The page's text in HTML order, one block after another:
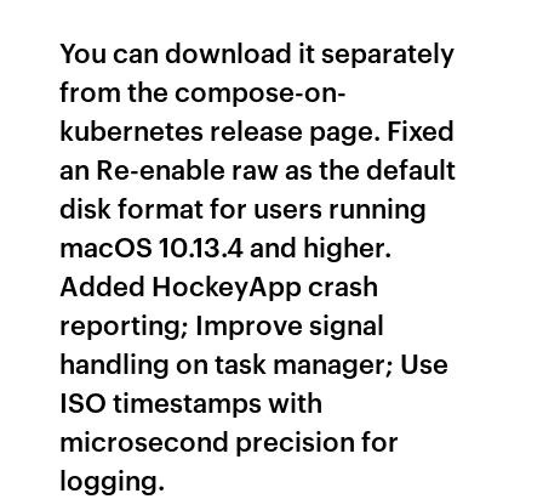
You can download it separately
from the compose-on-
kubernetes release page. Fixed
an Re-enable raw as the default
disk format for users running
macOS 10.13.4 and higher.
Added HockeyApp crash
reporting; Improve signal
handling on task manager; Use
ISO timestamps with
microsecond precision for
logging.